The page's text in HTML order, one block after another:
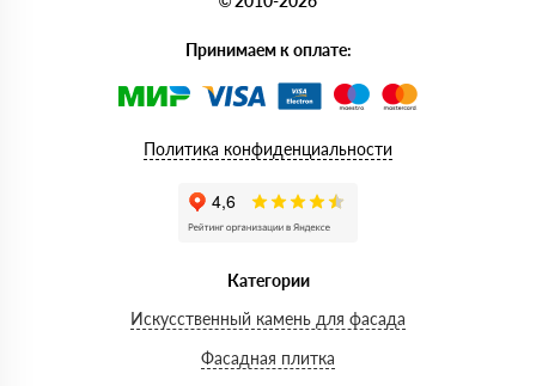
Принимаем к оплате:
Политика конфиденциальности
Категории
Искусственный камень для фасада
Фасадная плитка